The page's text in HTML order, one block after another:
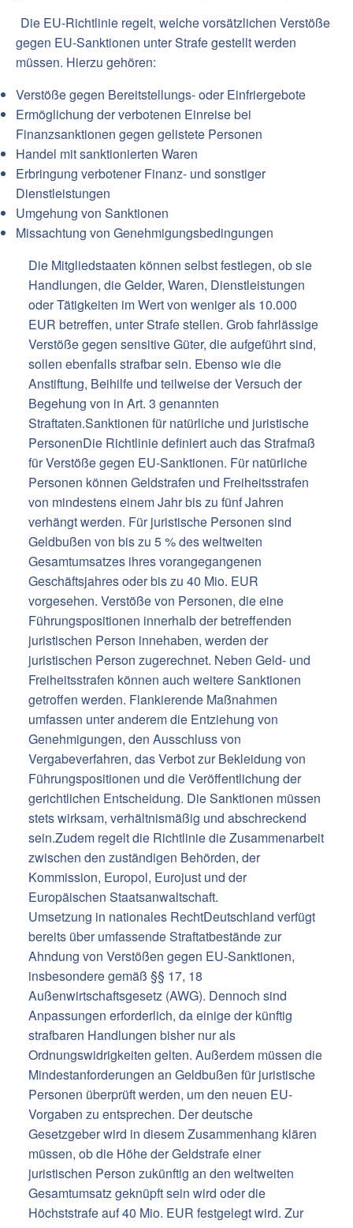
Die EU-Richtlinie regelt, welche vorsätzlichen Verstöße
gegen EU-Sanktionen unter Strafe gestellt werden
müssen. Hierzu gehören:
Verstöße gegen Bereitstellungs- oder Einfriergebote
Ermöglichung der verbotenen Einreise bei
Finanzsanktionen gegen gelistete Personen
Handel mit sanktionierten Waren
Erbringung verbotener Finanz- und sonstiger
Dienstleistungen
Umgehung von Sanktionen
Missachtung von Genehmigungsbedingungen
Die Mitgliedstaaten können selbst festlegen, ob sie
Handlungen, die Gelder, Waren, Dienstleistungen
oder Tätigkeiten im Wert von weniger als 10.000
EUR betreffen, unter Strafe stellen. Grob fahrlässige
Verstöße gegen sensitive Güter, die aufgeführt sind,
sollen ebenfalls strafbar sein. Ebenso wie die
Anstiftung, Beihilfe und teilweise der Versuch der
Begehung von in Art. 3 genannten
Straftaten.Sanktionen für natürliche und juristische
PersonenDie Richtlinie definiert auch das Strafmaß
für Verstöße gegen EU-Sanktionen. Für natürliche
Personen können Geldstrafen und Freiheitsstrafen
von mindestens einem Jahr bis zu fünf Jahren
verhängt werden. Für juristische Personen sind
Geldbußen von bis zu 5 % des weltweiten
Gesamtumsatzes ihres vorangegangenen
Geschäftsjahres oder bis zu 40 Mio. EUR
vorgesehen. Verstöße von Personen, die eine
Führungspositionen innerhalb der betreffenden
juristischen Person innehaben, werden der
juristischen Person zugerechnet. Neben Geld- und
Freiheitsstrafen können auch weitere Sanktionen
getroffen werden. Flankierende Maßnahmen
umfassen unter anderem die Entziehung von
Genehmigungen, den Ausschluss von
Vergabeverfahren, das Verbot zur Bekleidung von
Führungspositionen und die Veröffentlichung der
gerichtlichen Entscheidung. Die Sanktionen müssen
stets wirksam, verhältnismäßig und abschreckend
sein.Zudem regelt die Richtlinie die Zusammenarbeit
zwischen den zuständigen Behörden, der
Kommission, Europol, Eurojust und der
Europäischen Staatsanwaltschaft.
Umsetzung in nationales RechtDeutschland verfügt
bereits über umfassende Straftatbestände zur
Ahndung von Verstößen gegen EU-Sanktionen,
insbesondere gemäß §§ 17, 18
Außenwirtschaftsgesetz (AWG). Dennoch sind
Anpassungen erforderlich, da einige der künftig
strafbaren Handlungen bisher nur als
Ordnungswidrigkeiten gelten. Außerdem müssen die
Mindestanforderungen an Geldbußen für juristische
Personen überprüft werden, um den neuen EU-
Vorgaben zu entsprechen. Der deutsche
Gesetzgeber wird in diesem Zusammenhang klären
müssen, ob die Höhe der Geldstrafe einer
juristischen Person zukünftig an den weltweiten
Gesamtumsatz geknüpft sein wird oder die
Höchststrafe auf 40 Mio. EUR festgelegt wird. Zur